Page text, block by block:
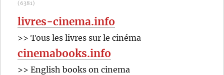
(6381)
livres-cinema.info
>> Tous les livres sur le cinéma
cinemabooks.info
>> English books on cinema